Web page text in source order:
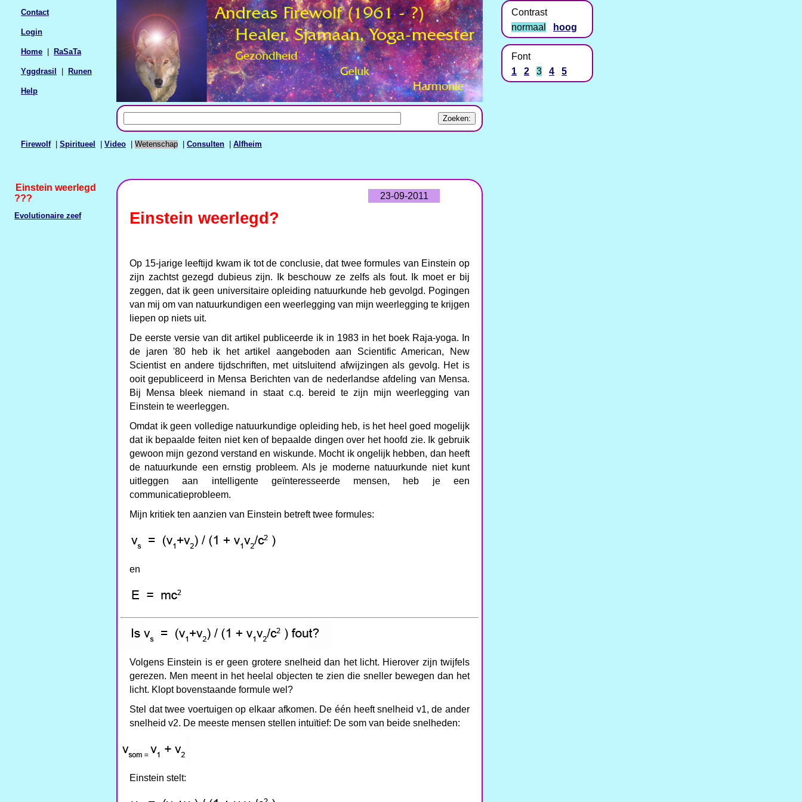
Firewolf| Spiritueel Video Wetenschap Consulten Alfheim
Contact
Login
Home RaSaTa
Yggdrasil Runen
Help
23-09-2011
Einstein weerlegd?
Op 15-jarige leeftijd kwam ik tot de conclusie, dat twee formules van Einstein op
zijn zachtst gezegd dubieus zijn. Ik beschouw ze zelfs als fout. Ik moet er bij
zeggen, dat ik geen universitaire opleiding natuurkunde heb gevolgd. Pogingen
van mij om van natuurkundigen een weerlegging van mijn weerlegging te krijgen
liepen op niets uit.
De eerste versie van dit artikel publiceerde ik in 1983 in het boek Raja-yoga. In
de jaren '80 heb ik het artikel aangeboden aan Scientific American, New
Scientist en andere tijdschriften, met uitsluitend afwijzingen als gevolg. Het is
ooit gepubliceerd in Mensa Berichten van de nederlandse afdeling van Mensa.
Bij Mensa bleek niemand in staat c.q. bereid te zijn mijn weerlegging van
Einstein te weerleggen.
Omdat ik geen volledige natuurkundige opleiding heb, is het heel goed mogelijk
dat ik bepaalde feiten niet ken of bepaalde dingen over het hoofd zie. Ik gebruik
gewoon mijn gezond verstand en wiskunde. Mocht ik ongelijk hebben, dan heeft
de natuurkunde een ernstig probleem. Als je moderne natuurkunde niet kunt
uitleggen aan intelligente geïnteresseerde mensen, heb je een
communicatieprobleem.
Mijn kritiek ten aanzien van Einstein betreft twee formules:
en
Volgens Einstein is er geen grotere snelheid dan het licht. Hierover zijn twijfels
gerezen. Men meent in het heelal objecten te zien die sneller bewegen dan het
licht. Klopt bovenstaande formule wel?
Stel dat twee voertuigen op elkaar afkomen. De één heeft snelheid v1, de ander
snelheid v2. De meeste mensen stellen intuïtief: De som van beide snelheden:
Einstein stelt:
Einstein weerlegd
???
Evolutionaire zeef
Contrast
normaal
hoog
Font
1
2 3 4 5